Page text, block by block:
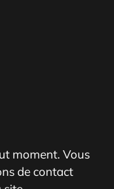
moment. Vous
de contact